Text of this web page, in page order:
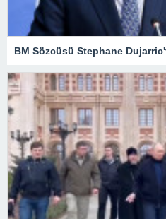
BM Sözcüsü Stephane